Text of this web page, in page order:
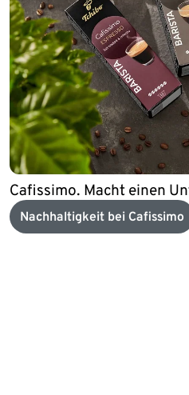
Cafissimo. Macht einen
Nachhaltigkeit bei Cafissimo